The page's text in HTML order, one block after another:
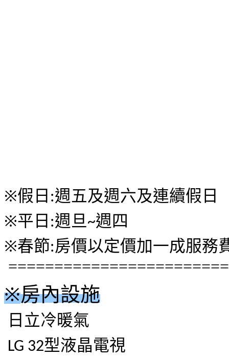
※假日 :週五及週六及連續假日
※平日 :週旦~週四
※春節:房價以定價加一成服務
※房內設施
日立冷暖氣
LG 32型液晶電視